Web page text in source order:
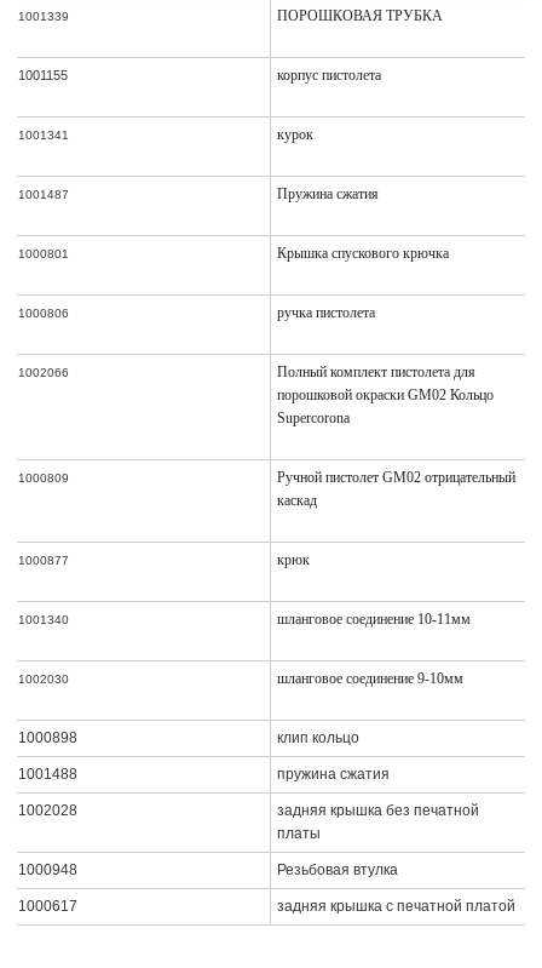
1001339 ПОРОШКОВАЯ ТРУБКА
1001155 корпус пистолета
1001341 курок
1001487 Пружина сжатия
1000801 Крышка спускового крючка
1000806 ручка пистолета
1002066
Полный комплект пистолета для
порошковой окраски GM02 Кольцо
Supercorona
1000809
Ручной пистолет GM02 отрицательный
каскад
1000877 крюк
1001340 шланговое соединение 10-11мм
1002030 шланговое соединение 9-10мм
1000898 клип кольцо
1001488 пружина сжатия
1002028
задняя крышка без печатной
платы
1000948 Резьбовая втулка
1000617 задняя крышка с печатной платой